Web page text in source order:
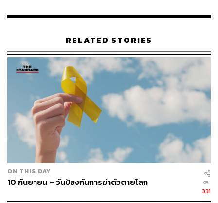
สถานการณ์ความรุนแรงของการฆ่าตัวตายในประเทศไทย
และทั่วโลก
ประเทศที่มีอัตราการฆ่าตัวตายสูงที่สุดในโลกคือ
ประเทศกรีนแลนด์ รองลงมาคือประเทศในกลุ่มยุโรป
RELATED STORIES
ON THIS DAY
10 กันยายน – วันป้องกันการฆ่าตัวตายโลก
331